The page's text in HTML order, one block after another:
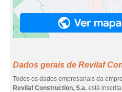
Dados gerais de Revilaf
Todos os dados empresariais da
Revilaf Construction, S.a. está